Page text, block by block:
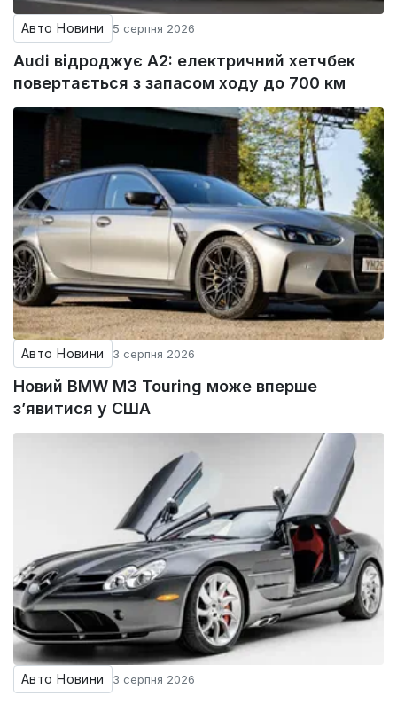
Авто Новини 5 серпня 2026
Audi відроджує A2: електричний хетчбек
повертається з запасом ходу до 700 км
Авто Новини 3 серпня 2026
Новий BMW M3 Touring може вперше
з’явитися у США
Авто Новини 3 серпня 2026